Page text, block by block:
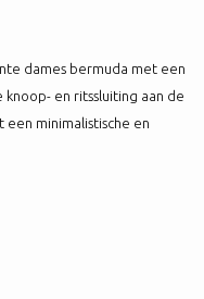
dames bermuda met een
en ritssluiting aan de
minimalistische en